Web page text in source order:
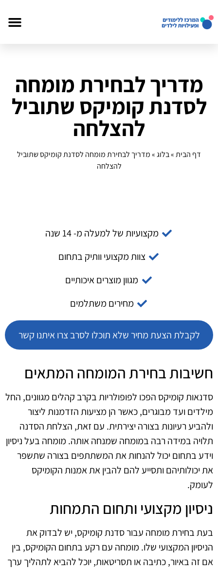
מדריך לבחירת מומחה
לסדנת קומיקס שתוביל
להצלחה
דף הבית»בלוג»מדריך לבחירת מומחה לסדנת קומיקס שתוביל
להצלחה
מקצועיות של למעלה מ- 14 שנה
צוות מקצועי וותיק בתחום
מגוון מוצרים איכותיים
מחירים משתלמים
לקבלת הצעת מחיר שלא תוכלו לסרב צרו איתנו קשר
חשיבות בחירת המומחה המתאים
סדנאות קומיקס הפכו לפופולריות בקרב קהלים מגוונים, החל
מילדים ועד מבוגרים, כאשר הן מציעות הזדמנות ליצור
ולהביע רעיונות בצורה יצירתית. עם זאת, הצלחת הסדנה
תלויה במידה רבה במומחה שמנחה אותה. מומחה בעל ניסיון
וידע בתחום יכול להנחות את המשתתפים בצורה שתשפר
את יכולותיהם ותסייע להם להבין את אמנות הקומיקס
לעומק.
ניסיון מקצועי ותחום התמחות
בעת בחירת מומחה עבור סדנת קומיקס, יש לבדוק את
הניסיון המקצועי שלו. מומחה עם רקע בתחום הקומיקס, בין
אם זה באיור, כתיבה או תסריטאות, יוכל להביא לתהליך ערך